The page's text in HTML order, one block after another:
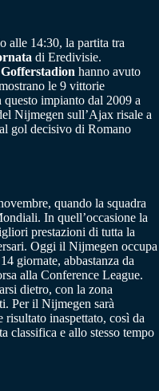
alle 14:30, la partita tra
di Eredivisie.
Gofferstadion hanno avuto
le 9 vittorie
impianto dal 2009 a
Nijmegen sull’Ajax risale a
gol decisivo di Romano
quando la squadra
In quell’occasione la
prestazioni di tutta la
Oggi il Nijmegen occupa
giornate, abbastanza da
alla Conference League.
dietro, con la zona
Per il Nijmegen sarà
risultato inaspettato, così da
classifica e allo stesso tempo